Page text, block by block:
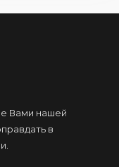
Вами нашей
в